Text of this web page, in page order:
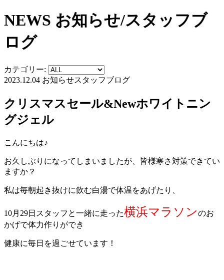
NEWS お知らせ/スタッフブ
ログ
カテゴリー:
2023.12.04 お知らせスタッフブログ
クリスマスセール&Newホワイトニン
グジェル
こんにちは♪
お久しぶりになってしまいましたが、皆様寒さ対策できてい
ますか？
私は毎朝起き抜けに飲む白湯で体温をあげたり、
10月29日スタッフと一緒に走った横浜マラソンのお
かげで体力作りができ
健康に毎日を過ごせています！